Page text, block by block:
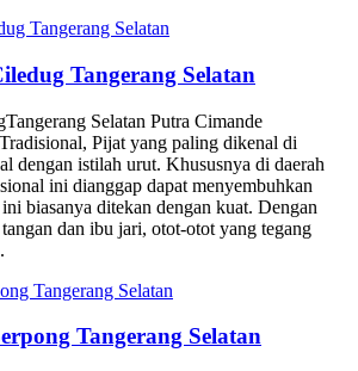
Tangerang Selatan
Selatan Putra Cimande
Pijat yang paling dikenal di
dengan istilah urut. Khususnya di daerah
ini dianggap dapat menyembuhkan
biasanya ditekan dengan kuat. Dengan
dan ibu jari, otot-otot yang tegang
Tangerang Selatan